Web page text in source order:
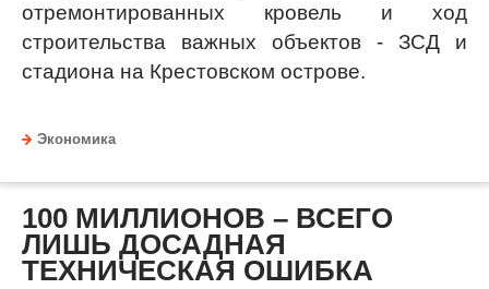
отремонтированных кровель и ход
строительства важных объектов - ЗСД и
стадиона на Крестовском острове.
Экономика
100 МИЛЛИОНОВ – ВСЕГО
ЛИШЬ ДОСАДНАЯ
ТЕХНИЧЕСКАЯ ОШИБКА